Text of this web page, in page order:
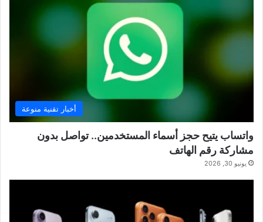
أخبار تقنية منوعة
واتساب يتيح حجز أسماء المستخدمين.. تواصل بدون
مشاركة رقم الهاتف
يونيو 30, 2026